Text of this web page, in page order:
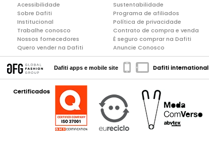
Acessibilidade
Sobre Dafiti
Institucional
Trabalhe conosco
Nossos fornecedores
Quero vender na Dafiti
Sustentabilidade
Programa de afiliados
Política de privacidade
Contrato de compra e venda
É seguro comprar na Dafiti
Anuncie Conosco
Dafiti apps e mobile site Dafiti international
Certificados